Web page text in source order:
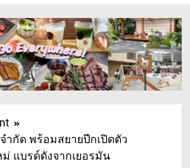
ำกัด พร้อมสยายปีกเปิดตัว
ม่ แบรด์ดังจากเยอรมัน